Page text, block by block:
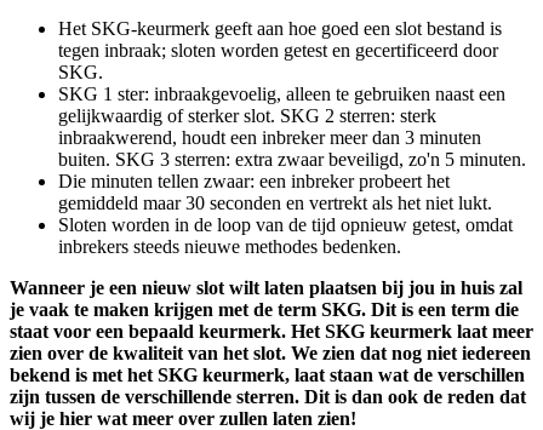
Het SKG-keurmerk geeft aan hoe goed een slot bestand is
tegen inbraak; sloten worden getest en gecertificeerd door
SKG.
SKG 1 ster: inbraakgevoelig, alleen te gebruiken naast een
gelijkwaardig of sterker slot. SKG 2 sterren: sterk
inbraakwerend, houdt een inbreker meer dan 3 minuten
buiten. SKG 3 sterren: extra zwaar beveiligd, zo'n 5 minuten.
Die minuten tellen zwaar: een inbreker probeert het
gemiddeld maar 30 seconden en vertrekt als het niet lukt.
Sloten worden in de loop van de tijd opnieuw getest, omdat
inbrekers steeds nieuwe methodes bedenken.
Wanneer je een nieuw slot wilt laten plaatsen bij jou in huis zal
je vaak te maken krijgen met de term SKG. Dit is een term die
staat voor een bepaald keurmerk. Het SKG keurmerk laat meer
zien over de kwaliteit van het slot. We zien dat nog niet iedereen
bekend is met het SKG keurmerk, laat staan wat de verschillen
zijn tussen de verschillende sterren. Dit is dan ook de reden dat
wij je hier wat meer over zullen laten zien!